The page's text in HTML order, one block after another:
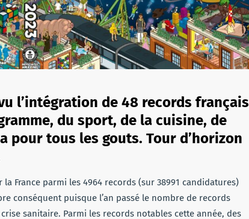
l’intégration de 48 records français
du sport, de la cuisine, de
pour tous les gouts. Tour d’horizon
France parmi les 4964 records (sur 38991 candidatures)
conséquent puisque l’an passé le nombre de records
sanitaire. Parmi les records notables cette année, des